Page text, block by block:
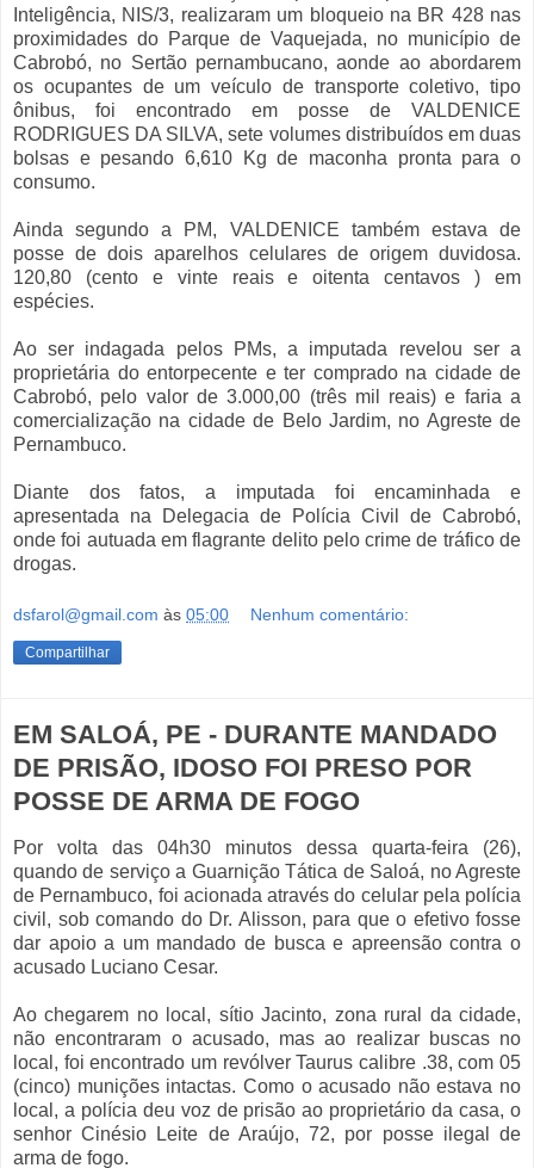
Inteligência, NIS/3, realizaram um bloqueio na BR 428 nas
proximidades do Parque de Vaquejada, no município de
Cabrobó, no Sertão pernambucano, aonde ao abordarem
os ocupantes de um veículo de transporte coletivo, tipo
ônibus, foi encontrado em posse de VALDENICE
RODRIGUES DA SILVA, sete volumes distribuídos em duas
bolsas e pesando 6,610 Kg de maconha pronta para o
consumo.
Ainda segundo a PM, VALDENICE também estava de
posse de dois aparelhos celulares de origem duvidosa.
120,80 (cento e vinte reais e oitenta centavos ) em
espécies.
Ao ser indagada pelos PMs, a imputada revelou ser a
proprietária do entorpecente e ter comprado na cidade de
Cabrobó, pelo valor de 3.000,00 (três mil reais) e faria a
comercialização na cidade de Belo Jardim, no Agreste de
Pernambuco.
Diante dos fatos, a imputada foi encaminhada e
apresentada na Delegacia de Polícia Civil de Cabrobó,
onde foi autuada em flagrante delito pelo crime de tráfico de
drogas.
dsfarol@gmail.com às 05:00 Nenhum comentário:
Compartilhar
EM SALOÁ, PE - DURANTE MANDADO
DE PRISÃO, IDOSO FOI PRESO POR
POSSE DE ARMA DE FOGO
Por volta das 04h30 minutos dessa quarta-feira (26),
quando de serviço a Guarnição Tática de Saloá, no Agreste
de Pernambuco, foi acionada através do celular pela polícia
civil, sob comando do Dr. Alisson, para que o efetivo fosse
dar apoio a um mandado de busca e apreensão contra o
acusado Luciano Cesar.
Ao chegarem no local, sítio Jacinto, zona rural da cidade,
não encontraram o acusado, mas ao realizar buscas no
local, foi encontrado um revólver Taurus calibre .38, com 05
(cinco) munições intactas. Como o acusado não estava no
local, a polícia deu voz de prisão ao proprietário da casa, o
senhor Cinésio Leite de Araújo, 72, por posse ilegal de
arma de fogo.